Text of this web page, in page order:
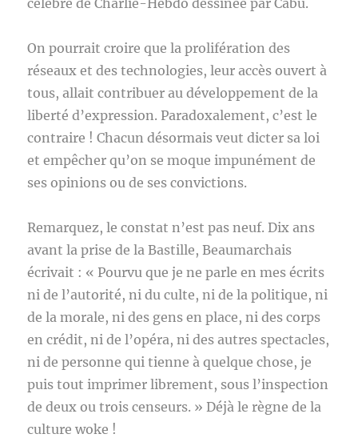
célèbre de Charlie-Hebdo dessinée par Cabu.
On pourrait croire que la prolifération des
réseaux et des technologies, leur accès ouvert à
tous, allait contribuer au développement de la
liberté d’expression. Paradoxalement, c’est le
contraire ! Chacun désormais veut dicter sa loi
et empêcher qu’on se moque impunément de
ses opinions ou de ses convictions.
Remarquez, le constat n’est pas neuf. Dix ans
avant la prise de la Bastille, Beaumarchais
écrivait : « Pourvu que je ne parle en mes écrits
ni de l’autorité, ni du culte, ni de la politique, ni
de la morale, ni des gens en place, ni des corps
en crédit, ni de l’opéra, ni des autres spectacles,
ni de personne qui tienne à quelque chose, je
puis tout imprimer librement, sous l’inspection
de deux ou trois censeurs. » Déjà le règne de la
culture woke !